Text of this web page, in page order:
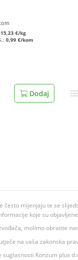
15,23 €/kg
0,99 €/kom
Dodaj
mijenjaju te se
koje su
molimo obratite
na vaša zakonska
Konzum plus